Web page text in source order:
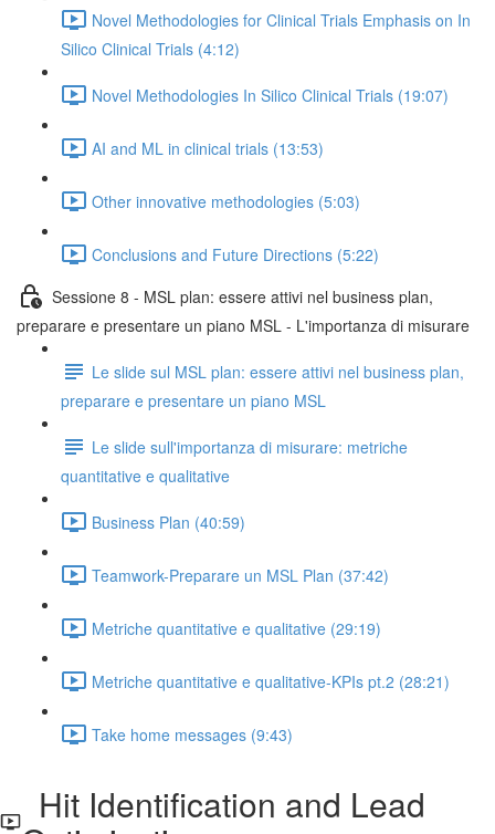
Novel Methodologies for Clinical Trials Emphasis on In
Silico Clinical Trials (4:12)
Novel Methodologies In Silico Clinical Trials (19:07)
AI and ML in clinical trials (13:53)
Other innovative methodologies (5:03)
Conclusions and Future Directions (5:22)
Sessione 8 - MSL plan: essere attivi nel business plan,
preparare e presentare un piano MSL - L'importanza di misurare
Le slide sul MSL plan: essere attivi nel business plan,
preparare e presentare un piano MSL
Le slide sull'importanza di misurare: metriche
quantitative e qualitative
Business Plan (40:59)
Teamwork-Preparare un MSL Plan (37:42)
Metriche quantitative e qualitative (29:19)
Metriche quantitative e qualitative-KPIs pt.2 (28:21)
Take home messages (9:43)
Hit Identification and Lead